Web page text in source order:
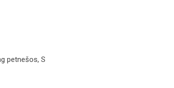
petnešos, S